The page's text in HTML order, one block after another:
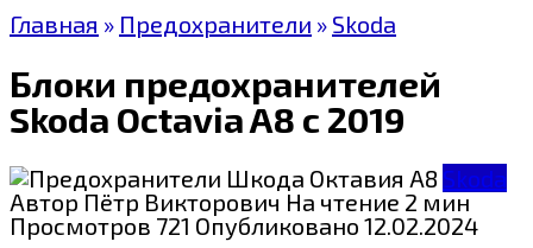
Главная » Предохранители » Skoda
Блоки предохранителей
Skoda Octavia A8 с 2019
Skoda
Автор Пётр Викторович На чтение 2 мин
Просмотров 721 Опубликовано 12.02.2024